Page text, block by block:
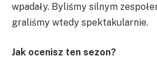
wpadały. Byliśmy silnym
graliśmy wtedy spektakularnie.
Jak ocenisz ten sezon?